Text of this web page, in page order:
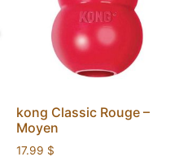
kong Classic Rouge –
Moyen
17.99 $